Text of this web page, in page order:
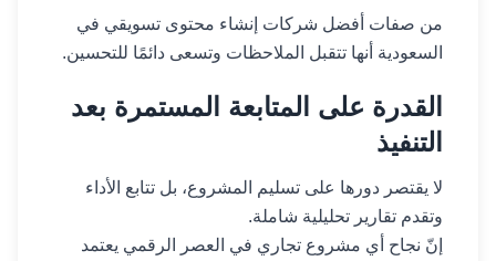
من صفات أفضل شركات إنشاء محتوى تسويقي في
السعودية أنها تتقبل الملاحظات وتسعى دائمًا للتحسين.
القدرة على المتابعة المستمرة بعد
التنفيذ
لا يقتصر دورها على تسليم المشروع، بل تتابع الأداء
وتقدم تقارير تحليلية شاملة.
إنّ نجاح أي مشروع تجاري في العصر الرقمي يعتمد